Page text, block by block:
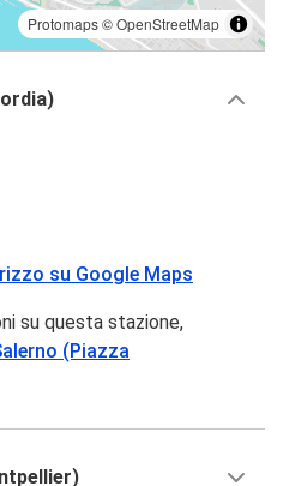
Protomaps©OpenStreetMap
su Google Maps
su questa stazione,
(Piazza